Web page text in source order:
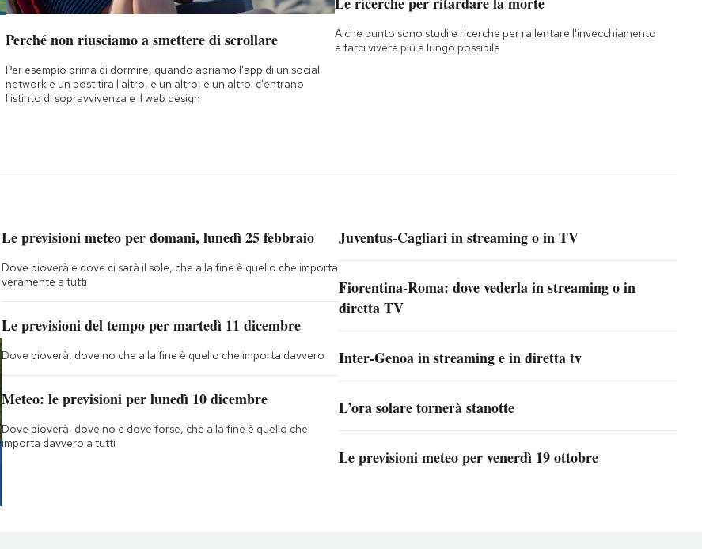
Perché non riusciamo a smettere di scrollare
Per esempio prima di dormire, quando apriamo l'app di un social
network e un post tira l'altro, e un altro, e un altro: c'entrano
l'istinto di sopravvivenza e il web design
A che punto sono studi e ricerche per rallentare l'invecchiamento
e farci vivere più a lungo possibile
Le previsioni meteo per domani, lunedì 25 febbraio
Dove pioverà e dove ci sarà il sole, che alla fine è quello che importa
veramente a tutti
Le previsioni del tempo per martedì 11 dicembre
Dove pioverà, dove no che alla fine è quello che importa davvero
Meteo: le previsioni per lunedì 10 dicembre
Dove pioverà, dove no e dove forse, che alla fine è quello che
importa davvero a tutti
Juventus-Cagliari in streaming o in TV
Fiorentina-Roma: dove vederla in streaming o in
diretta TV
Inter-Genoa in streaming e in diretta tv
L’ora solare tornerà stanotte
Le previsioni meteo per venerdì 19 ottobre